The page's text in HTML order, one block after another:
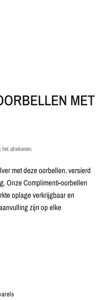
MET
afrekenen.
met deze oorbellen, versierd
Onze Complimenti-oorbellen
oplage verkrijgbaar en
zijn op elke